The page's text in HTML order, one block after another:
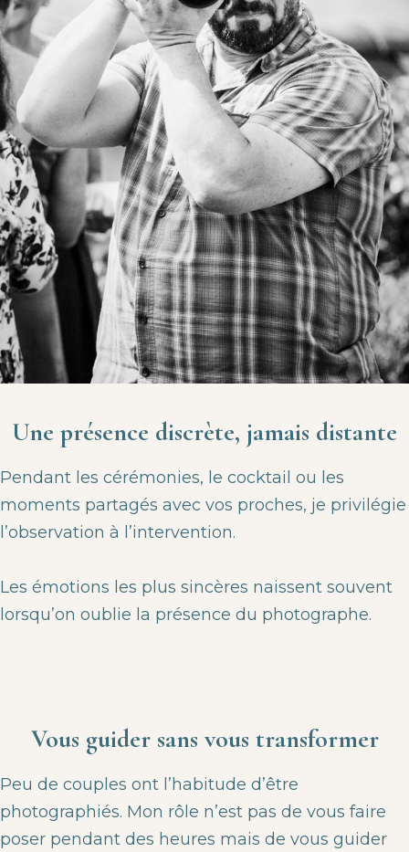
Une présence discrète, jamais distante
Pendant les cérémonies, le cocktail ou les
moments partagés avec vos proches, je privilégie
l’observation à l’intervention.
Les émotions les plus sincères naissent souvent
lorsqu’on oublie la présence du photographe.
Vous guider sans vous transformer
Peu de couples ont l’habitude d’être
photographiés. Mon rôle n’est pas de vous faire
poser pendant des heures mais de vous guider